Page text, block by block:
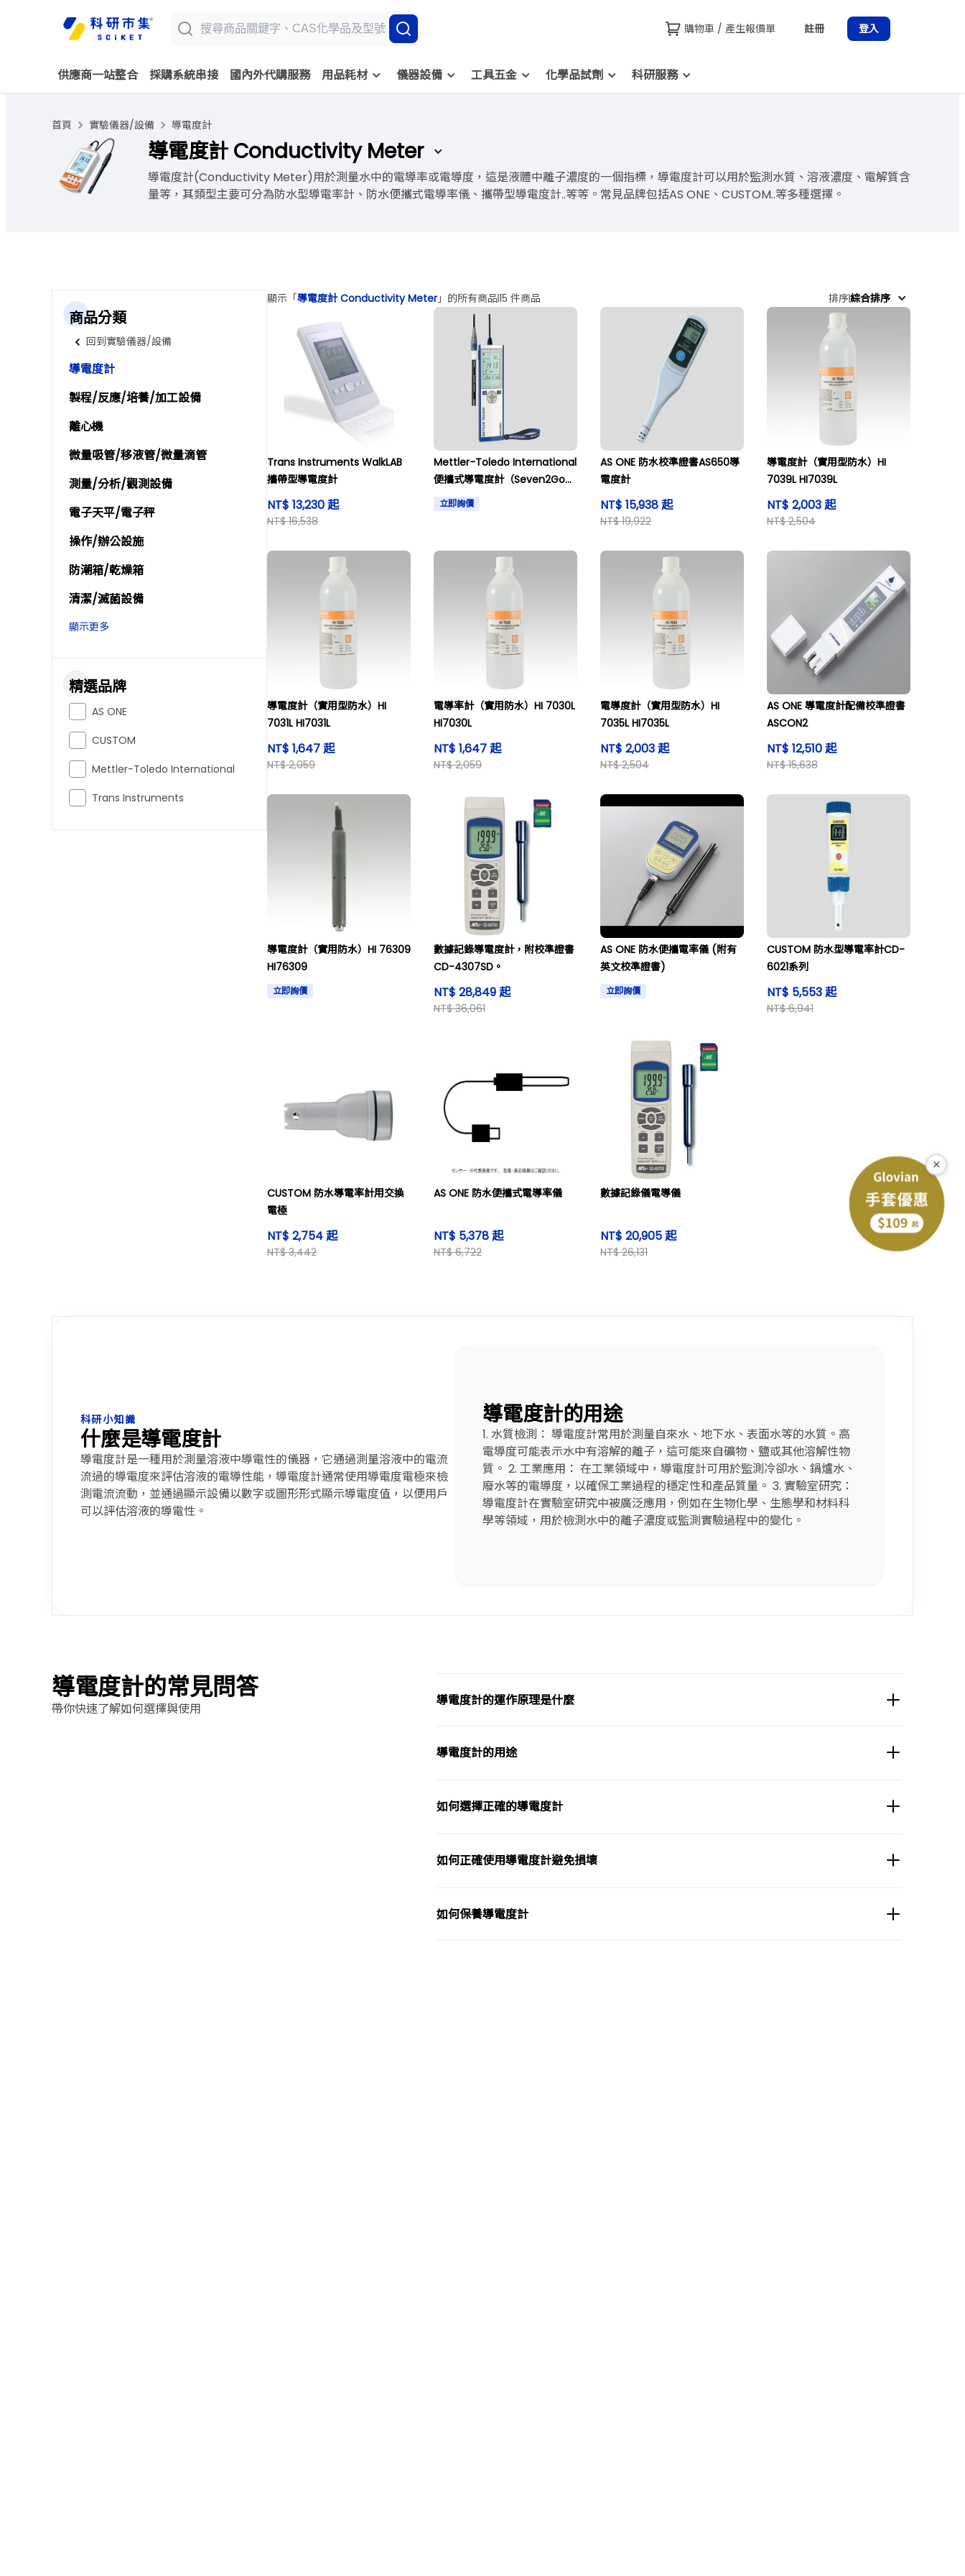
購物車 / 產生報價單 註冊 登入
供應商一站整合 採購系統串接 國內外代購服務 用品耗材 儀器設備 工具五金 化學品試劑 科研服務
首頁 實驗儀器/設備 導電度計
導電度計 Conductivity Meter
導電度計(Conductivity Meter)用於測量水中的電導率或電導度，這是液體中離子濃度的一個指標，導電度計可以用於監測水質、溶液濃度、電解質含
量等，其類型主要可分為防水型導電率計、防水便攜式電導率儀、攜帶型導電度計..等等。常見品牌包括AS ONE、CUSTOM..等多種選擇。
商品分類
回到實驗儀器/設備
導電度計
製程/反應/培養/加工設備
離心機
微量吸管/移液管/微量滴管
測量/分析/觀測設備
電子天平/電子秤
操作/辦公設施
防潮箱/乾燥箱
清潔/滅菌設備
顯示更多
精選品牌
AS ONE
CUSTOM
Mettler-Toledo International
Trans Instruments
顯示「導電度計 Conductivity Meter」的所有商品15 件商品 排序綜合排序
Trans Instruments WalkLAB
攜帶型導電度計
NT$ 13,230 起
NT$ 16,538
Mettler-Toledo International
便攜式導電度計（Seven2Go）
標準版附校正證書及其他
立即詢價
AS ONE 防水校準證書AS650導
電度計
NT$ 15,938 起
NT$ 19,922
導電度計（實用型防水）HI
7039L HI7039L
NT$ 2,003 起
NT$ 2,504
導電度計（實用型防水）HI
7031L HI7031L
NT$ 1,647 起
NT$ 2,059
電導率計（實用防水）HI 7030L
HI7030L
NT$ 1,647 起
NT$ 2,059
電導度計（實用型防水）HI
7035L HI7035L
NT$ 2,003 起
NT$ 2,504
AS ONE 導電度計配備校準證書
ASCON2
NT$ 12,510 起
NT$ 15,638
導電度計（實用防水）HI 76309
HI76309
立即詢價
數據記錄導電度計，附校準證書
CD-4307SD。
NT$ 28,849 起
NT$ 36,061
AS ONE 防水便攜電率儀 (附有
英文校準證書)
立即詢價
CUSTOM 防水型導電率計CD-
6021系列
NT$ 5,553 起
NT$ 6,941
CUSTOM 防水導電率計用交換
電極
NT$ 2,754 起
NT$ 3,442
AS ONE 防水便攜式電導率儀
NT$ 5,378 起
NT$ 6,722
數據記錄儀電導儀
NT$ 20,905 起
NT$ 26,131
科研小知識
什麼是導電度計
導電度計是一種用於測量溶液中導電性的儀器，它通過測量溶液中的電流
流過的導電度來評估溶液的電導性能，導電度計通常使用導電度電極來檢
測電流流動，並通過顯示設備以數字或圖形形式顯示導電度值，以便用戶
可以評估溶液的導電性。
導電度計的用途
1. 水質檢測： 導電度計常用於測量自來水、地下水、表面水等的水質。高
電導度可能表示水中有溶解的離子，這可能來自礦物、鹽或其他溶解性物
質。 2. 工業應用： 在工業領域中，導電度計可用於監測冷卻水、鍋爐水、
廢水等的電導度，以確保工業過程的穩定性和產品質量。 3. 實驗室研究：
導電度計在實驗室研究中被廣泛應用，例如在生物化學、生態學和材料科
學等領域，用於檢測水中的離子濃度或監測實驗過程中的變化。
導電度計的常見問答
帶你快速了解如何選擇與使用
導電度計的運作原理是什麼
導電度計的用途
如何選擇正確的導電度計
如何正確使用導電度計避免損壞
如何保養導電度計
×